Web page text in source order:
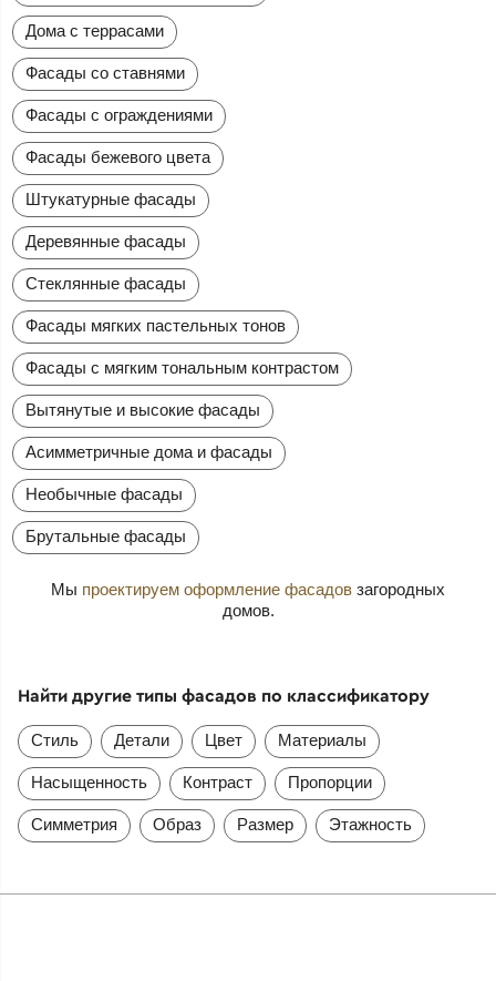
Дома с террасами
Фасады со ставнями
Фасады с ограждениями
Фасады бежевого цвета
Штукатурные фасады
Деревянные фасады
Стеклянные фасады
Фасады мягких пастельных тонов
Фасады с мягким тональным контрастом
Вытянутые и высокие фасады
Асимметричные дома и фасады
Необычные фасады
Брутальные фасады
Мы проектируем оформление фасадов загородных
домов.
Найти другие типы фасадов по классификатору
Стиль Детали Цвет Материалы
Насыщенность Контраст Пропорции
Симметрия Образ Размер Этажность